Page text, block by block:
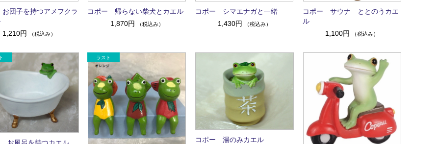
お団子を持つアメフクラ
1,210円
（税込み）
コポー 帰らない柴犬とカエル
1,870円
（税込み）
コポー シマエナガと一緒
1,430円
（税込み）
コポー サウナ ととのうカエ
ル
1,100円
（税込み）
コポー 湯のみカエル